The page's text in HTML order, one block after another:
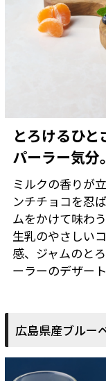
とろけるひと
パーラー気分。
ミルクの香りが
ンチチョコを忍
ムをかけて味わ
生乳のやさしい
感、ジャムのと
ーラーのデザー
広島県産ブルー